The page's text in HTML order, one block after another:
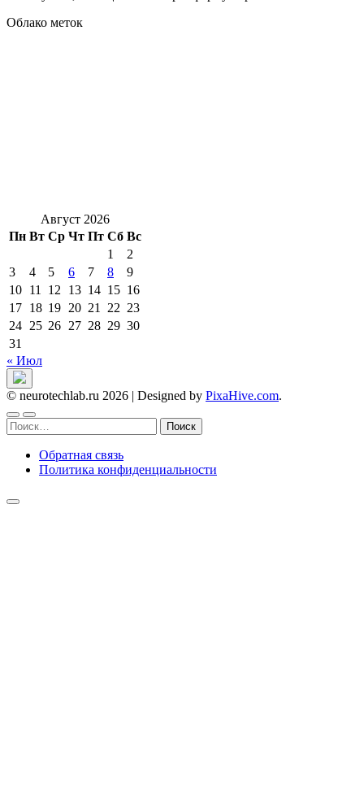
Облако меток
Август 2026
Пн Вт Ср Чт Пт Сб Вс
1
2
3
4 5 6 7 8
9
10 11 12 13 14 15 16
17 18 19 20 21 22 23
24 25 26 27 28 29 30
31
« Июл
© neurotechlab.ru 2026 | Designed by PixaHive.com.
Найти:
Обратная связь
Политика конфиденциальности